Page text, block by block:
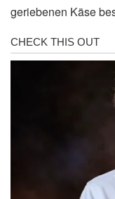
geriebenen Käse